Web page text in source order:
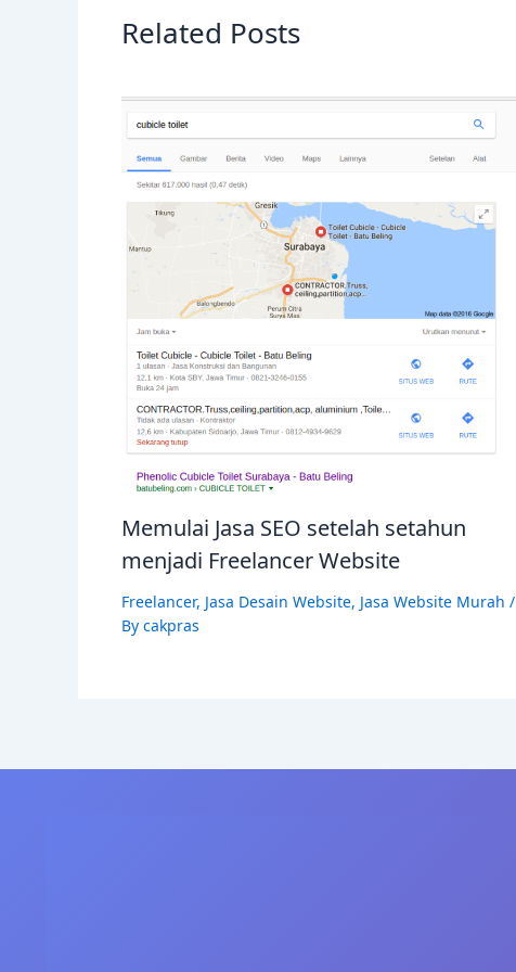
Related Posts
Memulai Jasa SEO setelah setahun
menjadi Freelancer Website
Freelancer, Jasa Desain Website, Jasa Website Murah /
By cakpras